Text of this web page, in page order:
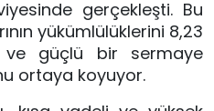
gerçekleşti. Bu
yükümlülüklerini 8,23
ve güçlü bir sermaye
ortaya koyuyor.